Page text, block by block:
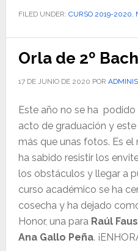
FILED UNDER: CURSO 2019-2020,
Orla de 2º
17 DE JUNIO DE 2020 POR
Este año no se ha
acto de graduación y
más que unas fotos. Es
ha sabido resistir los
los obstáculos y llegar a
curso académico se ha
cosecha y ha dejado
Honor, una para Raúl
Ana Gallo Peña.